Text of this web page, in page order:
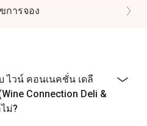
การจอง
ไวน์ คอนเนคชั่น เดลี
Connection Deli &
ม่?